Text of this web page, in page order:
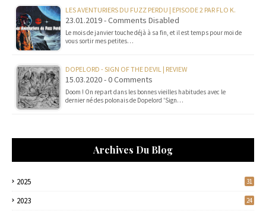
LES AVENTURIERS DU FUZZ PERDU | EPISODE 2 PAR FLO K.
23.01.2019 - Comments Disabled
Le mois de janvier touche déjà à sa fin, et il est temps pour moi de
vous sortir mes petites…
DOPELORD - SIGN OF THE DEVIL | REVIEW
15.03.2020 - 0 Comments
Doom ! On repart dans les bonnes vieilles habitudes avec le
dernier né des polonais de Dopelord 'Sign…
Archives Du Blog
2025 31
2023 24